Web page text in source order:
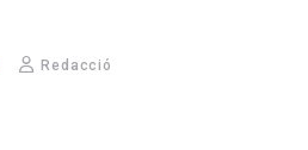
Redacció